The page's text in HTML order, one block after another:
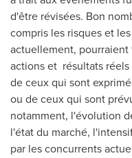
d'être révisées. Bon
compris les risques et
actuellement, pourraient
actions et résultats
de ceux qui sont
ou de ceux qui sont
notamment, l'évolution
l'état du marché,
par les concurrents